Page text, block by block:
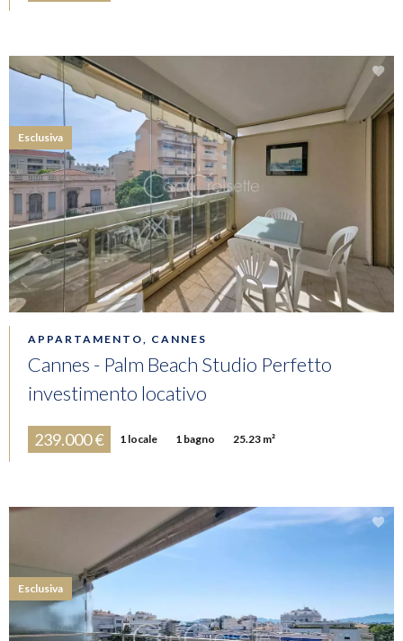
APPARTAMENTO, CANNES
Cannes - Palm Beach Studio Perfetto
investimento locativo
239.000 € 1 locale 1 bagno 25.23 m²
Esclusiva
Esclusiva